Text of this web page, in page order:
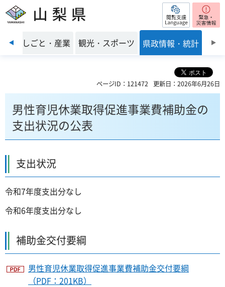
山梨県 閲覧支援
前のスライドを表示
境 しごと・産業 観光・スポーツ 県政情報・統計
ページID：121472 更新日：2026年6月26日
男性育児休業取得促進事業費補助金の
支出状況の公表
支出状況
令和7年度支出分なし
令和6年度支出分なし
補助金交付要綱
男性育児休業取得促進事業費補助金交付要綱
（PDF：201KB）